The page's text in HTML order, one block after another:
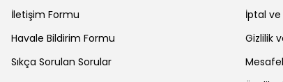
İletişim Formu
Havale Bildirim Formu
Sıkça Sorulan Sorular
İptal ve
Gizlilik